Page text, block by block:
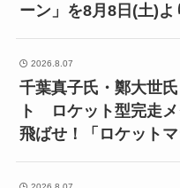
ーン」を8月8日(土)よ
2026.8.07
千葉真子氏・鄭大世
ト ロケット型完走
飛ばせ！「ロケット